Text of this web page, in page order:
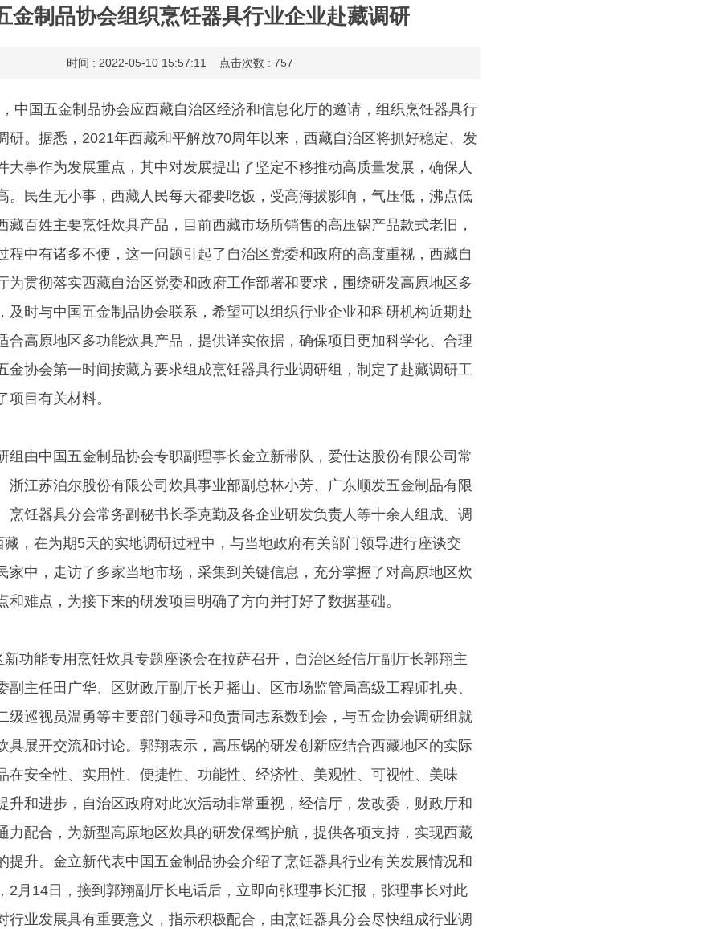
金制品协会组织烹饪器具行业企业赴藏调研
时间 : 2022-05-10 15:57:11 点击次数 : 757
中国五金制品协会应西藏自治区经济和信息化厅的邀请，组织烹饪器具行
研。据悉，2021年西藏和平解放70周年以来，西藏自治区将抓好稳定、发
大事作为发展重点，其中对发展提出了坚定不移推动高质量发展，确保人
。民生无小事，西藏人民每天都要吃饭，受高海拔影响，气压低，沸点低
藏百姓主要烹饪炊具产品，目前西藏市场所销售的高压锅产品款式老旧，
程中有诸多不便，这一问题引起了自治区党委和政府的高度重视，西藏自
为贯彻落实西藏自治区党委和政府工作部署和要求，围绕研发高原地区多
及时与中国五金制品协会联系，希望可以组织行业企业和科研机构近期赴
合高原地区多功能炊具产品，提供详实依据，确保项目更加科学化、合理
金协会第一时间按藏方要求组成烹饪器具行业调研组，制定了赴藏调研工
项目有关材料。
组由中国五金制品协会专职副理事长金立新带队，爱仕达股份有限公司常
浙江苏泊尔股份有限公司炊具事业部副总林小芳、广东顺发五金制品有限
烹饪器具分会常务副秘书长季克勤及各企业研发负责人等十余人组成。调
，在为期5天的实地调研过程中，与当地政府有关部门领导进行座谈交
家中，走访了多家当地市场，采集到关键信息，充分掌握了对高原地区炊
和难点，为接下来的研发项目明确了方向并打好了数据基础。
功能专用烹饪炊具专题座谈会在拉萨召开，自治区经信厅副厅长郭翔主
副主任田广华、区财政厅副厅长尹摇山、区市场监管局高级工程师扎央、
级巡视员温勇等主要部门领导和负责同志系数到会，与五金协会调研组就
具展开交流和讨论。郭翔表示，高压锅的研发创新应结合西藏地区的实际
在安全性、实用性、便捷性、功能性、经济性、美观性、可视性、美味
升和进步，自治区政府对此次活动非常重视，经信厅，发改委，财政厅和
力配合，为新型高原地区炊具的研发保驾护航，提供各项支持，实现西藏
提升。金立新代表中国五金制品协会介绍了烹饪器具行业有关发展情况和
2月14日，接到郭翔副厅长电话后，立即向张理事长汇报，张理事长对此
行业发展具有重要意义，指示积极配合，由烹饪器具分会尽快组成行业调